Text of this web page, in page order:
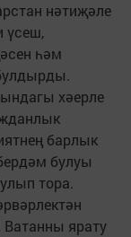
нәтиҗәле
үсеш,
һәм
хәерле
барлык
булуы
тора.
ярату